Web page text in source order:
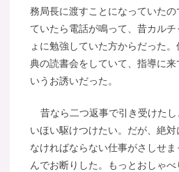
務局長に渡すことになっていた
ていたら電話が鳴って、昔カル
ょに勉強していた方からだった
典の読書会をしていて、指導に来
いうお誘いだった。
昔なら二つ返事で引き受けた
いほい駆けつけたい。だが、絶
なければならない仕事がさしせ
んでお断りした。もっとおしゃべ